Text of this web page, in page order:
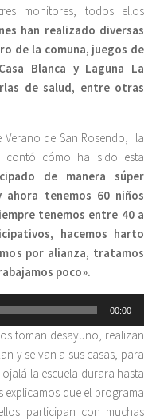
monitores, todos ellos
han realizado diversas
de la comuna, juegos de
Blanca y Laguna La
de salud, entre otras
Verano de San Rosendo, la
contó cómo ha sido esta
de manera súper
tenemos 60 niños
tenemos entre 40 a
hacemos harto
por alianza, tratamos
poco».
00:00
toman desayuno, realizan
y se van a sus casas, para
la escuela durara hasta
explicamos que el programa
participan con muchas